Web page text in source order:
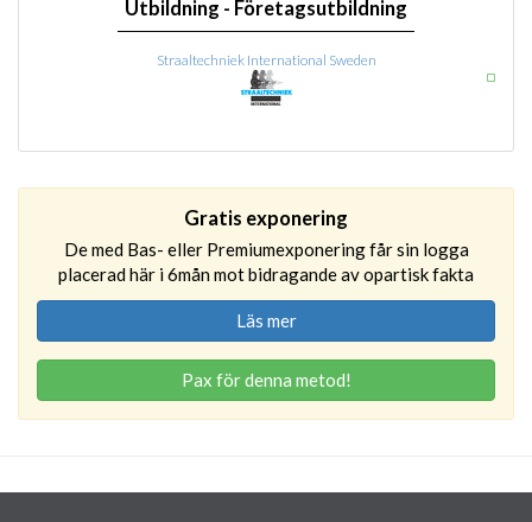
Utbildning - Företagsutbildning
Straaltechniek International Sweden
Gratis exponering
De med Bas- eller Premiumexponering får sin logga
placerad här i 6mån mot bidragande av opartisk fakta
Läs mer
Pax för denna metod!